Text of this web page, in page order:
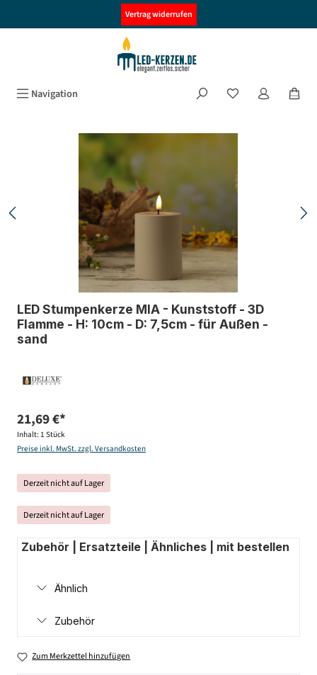
Vertrag widerrufen
Navigation
Bildergalerie überspringen
LED Stumpenkerze MIA - Kunststoff - 3D
Flamme - H: 10cm - D: 7,5cm - für Außen -
sand
21,69 €*
Inhalt: 1 Stück
Preise inkl. MwSt. zzgl. Versandkosten
Derzeit nicht auf Lager
Derzeit nicht auf Lager
Zubehör | Ersatzteile | Ähnliches | mit bestellen
Ähnlich
Zubehör
Zum Merkzettel hinzufügen